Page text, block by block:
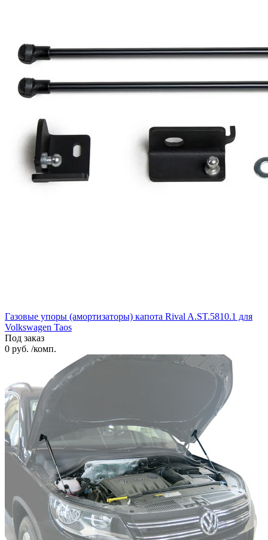
Газовые упоры (амортизаторы) капота Rival A.ST.5810.1 для
Volkswagen Taos
Под заказ
0 руб. /комп.